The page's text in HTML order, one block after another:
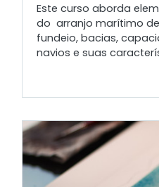
Este curso aborda
do arranjo marítimo
fundeio, bacias,
navios e suas